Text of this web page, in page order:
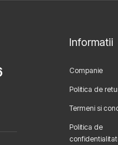
Informatii
Companie
Politica de
Termeni si
Politica de